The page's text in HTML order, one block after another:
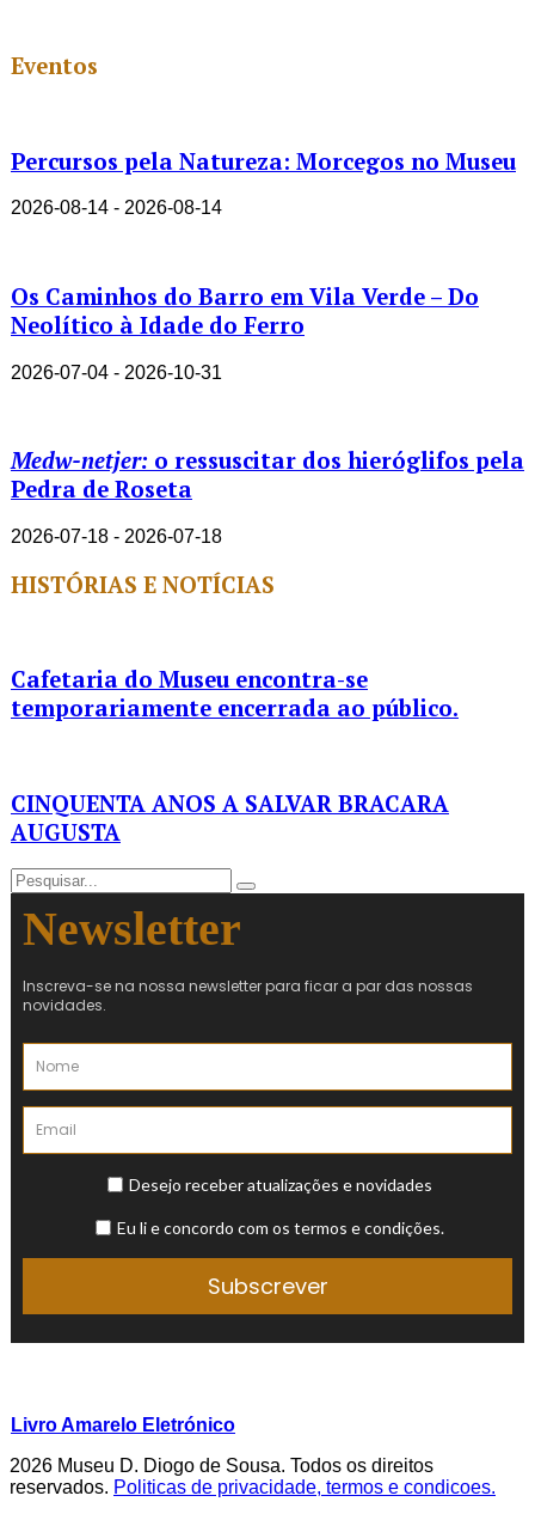
Eventos
Percursos pela Natureza: Morcegos no Museu
2026-08-14 - 2026-08-14
Os Caminhos do Barro em Vila Verde – Do
Neolítico à Idade do Ferro
2026-07-04 - 2026-10-31
Medw-netjer: o ressuscitar dos hieróglifos pela
Pedra de Roseta
2026-07-18 - 2026-07-18
HISTÓRIAS E NOTÍCIAS
Cafetaria do Museu encontra-se
temporariamente encerrada ao público.
CINQUENTA ANOS A SALVAR BRACARA
AUGUSTA
Livro Amarelo Eletrónico
2026 Museu D. Diogo de Sousa. Todos os direitos
reservados. Politicas de privacidade, termos e condicoes.